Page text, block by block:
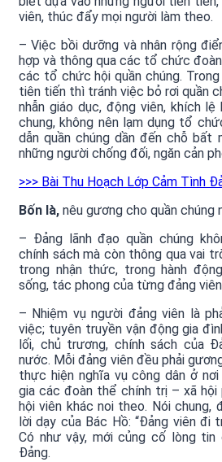
viên, thúc đẩy mọi người làm theo.
– Việc bồi dưỡng và nhân rộng
hợp và thông qua các tổ chức
các tổ chức hội quần chúng.
tiên tiến thì tránh việc bỏ rơi quần
nhẫn giáo dục, động viên, khích
chung, không nên lạm dụng tổ
dẫn quần chúng dần đến chỗ bất
những người chống đối, ngăn cản
>>> Bài Thu Hoạch Lớp Cảm Tình
Bốn là, nêu gương cho quần chúng
– Đảng lãnh đạo quần chúng
chính sách mà còn thông qua vai
trong nhận thức, trong hành
sống, tác phong của từng đảng
– Nhiệm vụ người đảng viên là
việc; tuyên truyền vận động gia
lối, chủ trương, chính sách của
nước. Mỗi đảng viên đều phải
thực hiện nghĩa vụ công dân ở
gia các đoàn thể chính trị – xã hội
hội viên khác noi theo. Nói chung,
lời dạy của Bác Hồ: “Đảng viên đi
Có như vậy, mới củng cố lòng tin
Đảng.